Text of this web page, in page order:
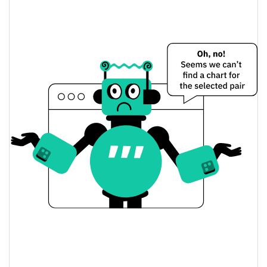
$0.000028265853
Abertura / Fecho de
$0.000028096977 /
$0.000028265853
A mudança de ontem
Volume de ontem $724.21118
Histórico do preço do PRSM AI